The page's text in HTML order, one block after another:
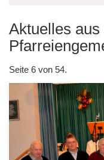
Aktuelles aus
Seite 6 von 54.